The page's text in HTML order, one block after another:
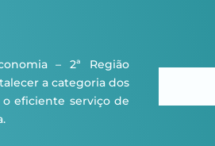
– 2ª Região
a categoria dos
o eficiente serviço de